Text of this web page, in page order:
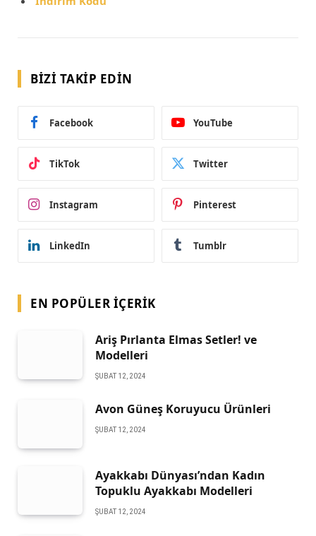
BIZI TAKIP EDIN
Facebook YouTube
TikTok Twitter
Instagram Pinterest
LinkedIn Tumblr
EN POPÜLER İÇERIK
Ariş Pırlanta Elmas Setler! ve
Modelleri
ŞUBAT 12, 2024
Avon Güneş Koruyucu Ürünleri
ŞUBAT 12, 2024
Ayakkabı Dünyası’ndan Kadın
Topuklu Ayakkabı Modelleri
ŞUBAT 12, 2024